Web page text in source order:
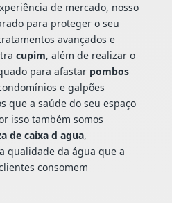
de mercado, nosso
para proteger o seu
avançados e
cupim, além de realizar o
para afastar pombos
e galpões
que a saúde do seu espaço
isso também somos
de caixa d agua,
qualidade da água que a
consomem